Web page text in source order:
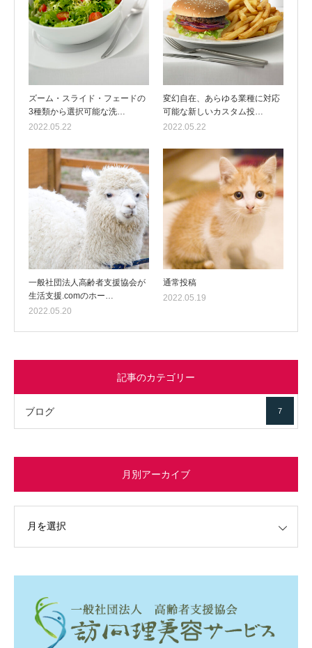
ズーム・スライド・フェードの
3種類から選択可能な洗…
2022.05.22
変幻自在、あらゆる業種に対応
可能な新しいカスタム投…
2022.05.22
一般社団法人高齢者支援協会が
生活支援.comのホー…
2022.05.20
通常投稿
2022.05.19
記事のカテゴリー
ブログ 7
月別アーカイブ